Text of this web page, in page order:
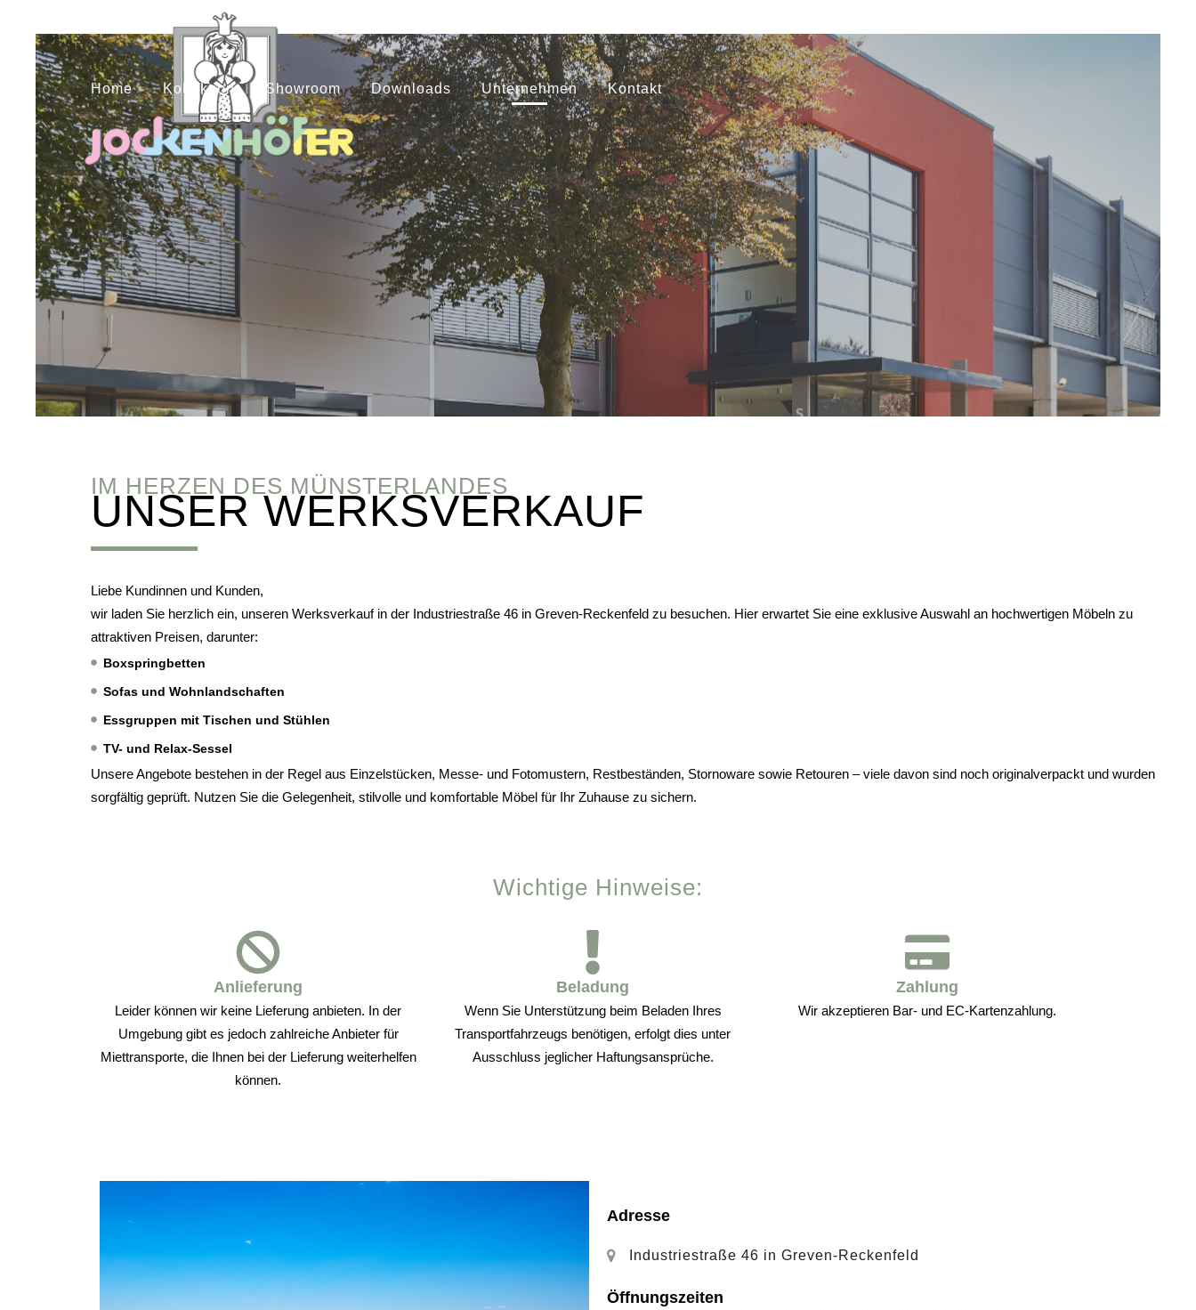
Home Kollektion Showroom Downloads Unternehmen Kontakt
IM HERZEN DES MÜNSTERLANDES
UNSER WERKSVERKAUF
Liebe Kundinnen und Kunden,
wir laden Sie herzlich ein, unseren Werksverkauf in der Industriestraße 46 in Greven-Reckenfeld zu besuchen. Hier erwartet Sie eine exklusive Auswahl an hochwertigen Möbeln zu
attraktiven Preisen, darunter:
Boxspringbetten
Sofas und Wohnlandschaften
Essgruppen mit Tischen und Stühlen
TV- und Relax-Sessel
Unsere Angebote bestehen in der Regel aus Einzelstücken, Messe- und Fotomustern, Restbeständen, Stornoware sowie Retouren – viele davon sind noch originalverpackt und wurden
sorgfältig geprüft. Nutzen Sie die Gelegenheit, stilvolle und komfortable Möbel für Ihr Zuhause zu sichern.
Wichtige Hinweise:
Anlieferung
Leider können wir keine Lieferung anbieten. In der
Umgebung gibt es jedoch zahlreiche Anbieter für
Miettransporte, die Ihnen bei der Lieferung weiterhelfen
können.
Beladung
Wenn Sie Unterstützung beim Beladen Ihres
Transportfahrzeugs benötigen, erfolgt dies unter
Ausschluss jeglicher Haftungsansprüche.
Zahlung
Wir akzeptieren Bar- und EC-Kartenzahlung.
Adresse
Industriestraße 46 in Greven-Reckenfeld
Öffnungszeiten